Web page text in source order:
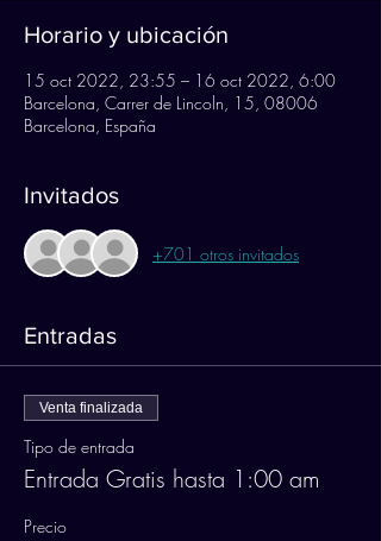
Horario y ubicación
15 oct 2022, 23:55 – 16 oct 2022, 6:00
Barcelona, Carrer de Lincoln, 15, 08006
Barcelona, España
Invitados
+701 otros invitados
Entradas
Venta finalizada
Tipo de entrada
Entrada Gratis hasta 1:00 am
Precio